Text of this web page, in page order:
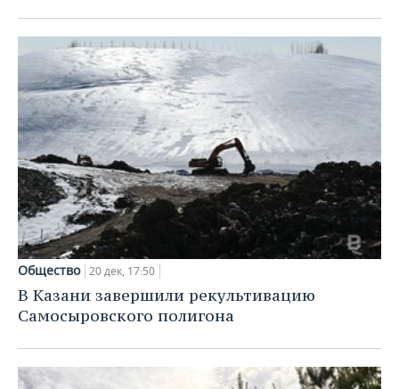
Общество 20 дек, 17:50
В Казани завершили рекультивацию
Самосыровского полигона